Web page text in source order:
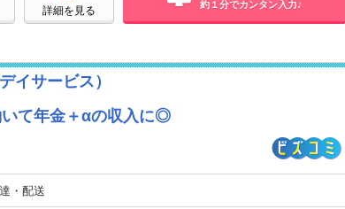
約１分でカンタン入力♪
詳細を見る
イサービス）
いて年金＋αの収入に◎
・配送